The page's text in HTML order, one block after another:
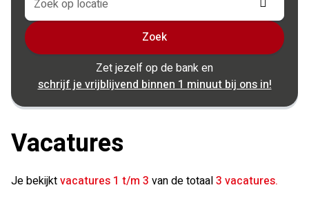
Zoek
Zet jezelf op de bank en
schrijf je vrijblijvend binnen 1 minuut bij ons in!
Vacatures
Je bekijktvacatures 1 t/m 3 van de totaal3 vacatures.